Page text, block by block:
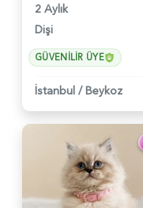
2 Aylık
Dişi
GÜVENILIR ÜYE
İstanbul / Beykoz